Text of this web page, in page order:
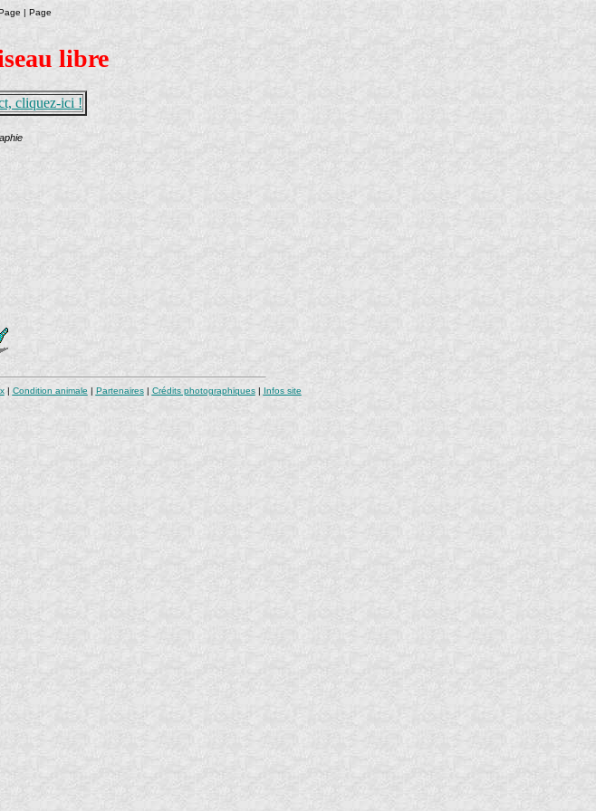
| Page
libre
cliquez-ici !
| Condition animale | Partenaires| Crédits photographiques| Infos site